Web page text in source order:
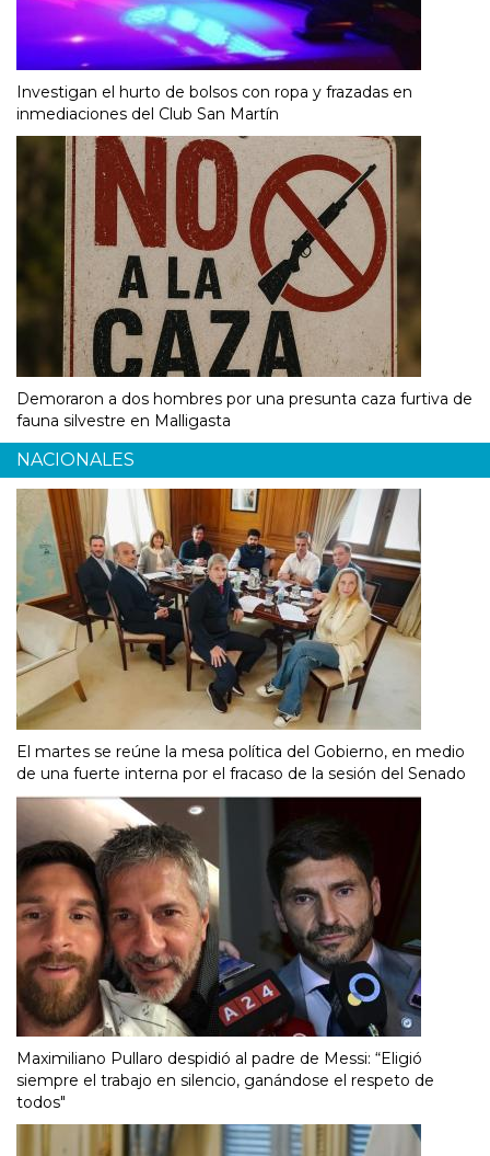
Investigan el hurto de bolsos con ropa y frazadas en
inmediaciones del Club San Martín
Demoraron a dos hombres por una presunta caza furtiva de
fauna silvestre en Malligasta
NACIONALES
El martes se reúne la mesa política del Gobierno, en medio
de una fuerte interna por el fracaso de la sesión del Senado
Maximiliano Pullaro despidió al padre de Messi: “Eligió
siempre el trabajo en silencio, ganándose el respeto de
todos"